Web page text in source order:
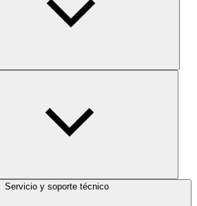
Servicio y soporte técnico